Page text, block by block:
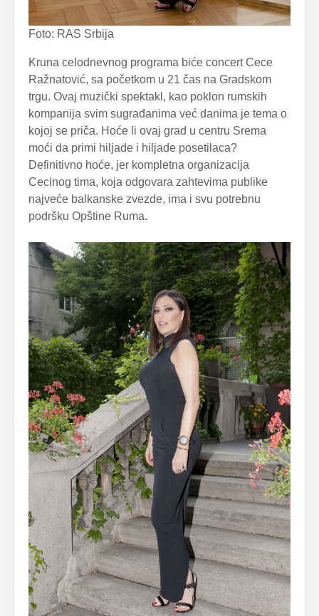
Foto: RAS Srbija
Kruna celodnevnog programa biće concert Cece
Ražnatović, sa početkom u 21 čas na Gradskom
trgu. Ovaj muzički spektakl, kao poklon rumskih
kompanija svim sugrađanima već danima je tema o
kojoj se priča. Hoće li ovaj grad u centru Srema
moći da primi hiljade i hiljade posetilaca?
Definitivno hoće, jer kompletna organizacija
Cecinog tima, koja odgovara zahtevima publike
najveće balkanske zvezde, ima i svu potrebnu
podršku Opštine Ruma.